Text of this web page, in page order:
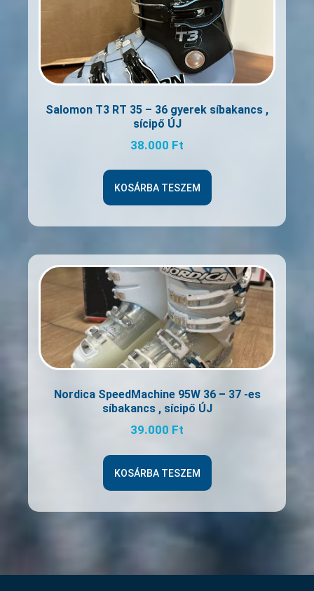
Salomon T3 RT 35 – 36 gyerek síbakancs ,
sícipő ÚJ
38.000 Ft
KOSÁRBA TESZEM
Nordica SpeedMachine 95W 36 – 37 -es
síbakancs , sícipő ÚJ
39.000 Ft
KOSÁRBA TESZEM